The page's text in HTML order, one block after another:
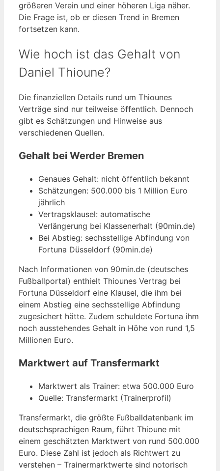
größeren Verein und einer höheren Liga näher.
Die Frage ist, ob er diesen Trend in Bremen
fortsetzen kann.
Wie hoch ist das Gehalt von
Daniel Thioune?
Die finanziellen Details rund um Thiounes
Verträge sind nur teilweise öffentlich. Dennoch
gibt es Schätzungen und Hinweise aus
verschiedenen Quellen.
Gehalt bei Werder Bremen
Genaues Gehalt: nicht öffentlich bekannt
Schätzungen: 500.000 bis 1 Million Euro
jährlich
Vertragsklausel: automatische
Verlängerung bei Klassenerhalt (90min.de)
Bei Abstieg: sechsstellige Abfindung von
Fortuna Düsseldorf (90min.de)
Nach Informationen von 90min.de (deutsches
Fußballportal) enthielt Thiounes Vertrag bei
Fortuna Düsseldorf eine Klausel, die ihm bei
einem Abstieg eine sechsstellige Abfindung
zugesichert hätte. Zudem schuldete Fortuna ihm
noch ausstehendes Gehalt in Höhe von rund 1,5
Millionen Euro.
Marktwert auf Transfermarkt
Marktwert als Trainer: etwa 500.000 Euro
Quelle: Transfermarkt (Trainerprofil)
Transfermarkt, die größte Fußballdatenbank im
deutschsprachigen Raum, führt Thioune mit
einem geschätzten Marktwert von rund 500.000
Euro. Diese Zahl ist jedoch als Richtwert zu
verstehen – Trainermarktwerte sind notorisch